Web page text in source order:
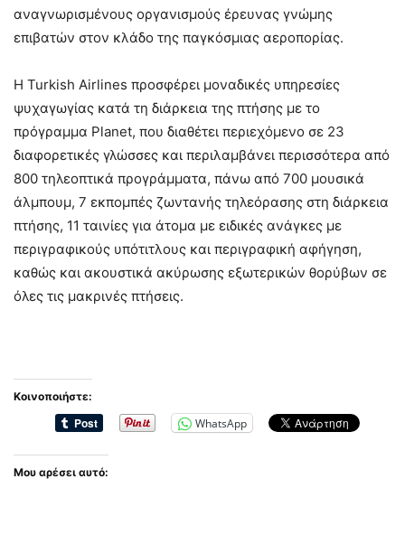
αναγνωρισμένους οργανισμούς έρευνας γνώμης
επιβατών στον κλάδο της παγκόσμιας αεροπορίας.
Η Turkish Airlines προσφέρει μοναδικές υπηρεσίες
ψυχαγωγίας κατά τη διάρκεια της πτήσης με το
πρόγραμμα Planet, που διαθέτει περιεχόμενο σε 23
διαφορετικές γλώσσες και περιλαμβάνει περισσότερα από
800 τηλεοπτικά προγράμματα, πάνω από 700 μουσικά
άλμπουμ, 7 εκπομπές ζωντανής τηλεόρασης στη διάρκεια
πτήσης, 11 ταινίες για άτομα με ειδικές ανάγκες με
περιγραφικούς υπότιτλους και περιγραφική αφήγηση,
καθώς και ακουστικά ακύρωσης εξωτερικών θορύβων σε
όλες τις μακρινές πτήσεις.
Κοινοποιήστε:
WhatsApp
Μου αρέσει αυτό: